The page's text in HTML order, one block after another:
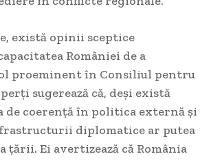
există opinii sceptice
României de a
proeminent în Consiliul pentru
sugerează că, deși există
de coerență în politica externă și
diplomatice ar putea
Ei avertizează că România